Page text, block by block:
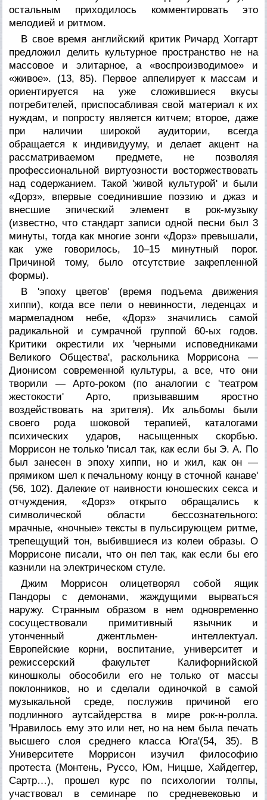
остальным приходилось комментировать это
мелодией и ритмом.
В свое время английский критик Ричард Хоггарт
предложил делить культурное пространство не на
массовое и элитарное, а «воспроизводимое» и
«живое». (13, 85). Первое аппелирует к массам и
ориентируется на уже сложившиеся вкусы
потребителей, приспосабливая свой материал к их
нуждам, и попросту является китчем; второе, даже
при наличии широкой аудитории, всегда
обращается к индивидууму, и делает акцент на
рассматриваемом предмете, не позволяя
профессиональной виртуозности восторжествовать
над содержанием. Такой 'живой культурой' и были
«Дорз», впервые соединившие поэзию и джаз и
внесшие эпический элемент в рок-музыку
(известно, что стандарт записи одной песни был 3
минуты, тогда как многие зонги «Дорз» превышали,
как уже говорилось, 10–15 минутный порог.
Причиной тому, было отсутствие закрепленной
формы).
В 'эпоху цветов' (время подъема движения
хиппи), когда все пели о невинности, леденцах и
мармеладном небе, «Дорз» значились самой
радикальной и сумрачной группой 60-ых годов.
Критики окрестили их 'черными исповедниками
Великого Общества', раскольника Моррисона —
Дионисом современной культуры, а все, что они
творили — Арто-роком (по аналогии с 'театром
жестокости' Арто, призывавшим яростно
воздействовать на зрителя). Их альбомы были
своего рода шоковой терапией, каталогами
психических ударов, насыщенных скорбью.
Моррисон не только 'писал так, как если бы Э. А. По
был занесен в эпоху хиппи, но и жил, как он —
прямиком шел к печальному концу в сточной канаве'
(56, 102). Далекие от наивности юношеских секса и
отчуждения, «Дорз» открыто обращались к
символической области бессознательного:
мрачные, «ночные» тексты в пульсирующем ритме,
трепещущий тон, выбившиеся из колеи образы. О
Моррисоне писали, что он пел так, как если бы его
казнили на электрическом стуле.
Джим Моррисон олицетворял собой ящик
Пандоры с демонами, жаждущими вырваться
наружу. Странным образом в нем одновременно
сосуществовали примитивный язычник и
утонченный джентльмен- интеллектуал.
Европейские корни, воспитание, университет и
режиссерский факультет Калифорнийской
киношколы обособили его не только от массы
поклонников, но и сделали одиночкой в самой
музыкальной среде, послужив причиной его
подлинного аутсайдерства в мире рок-н-ролла.
'Нравилось ему это или нет, но на нем была печать
высшего слоя среднего класса Юга'(54, 35). В
Университете Моррисон изучил философию
протеста (Монтень, Руссо, Юм, Ницше, Хайдеггер,
Сартр…), прошел курс по психологии толпы,
участвовал в семинаре по средневековью и